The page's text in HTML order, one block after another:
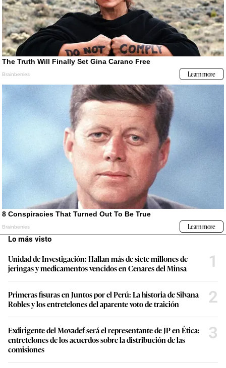
Lo más visto
Unidad de Investigación: Hallan más de siete millones de
jeringas y medicamentos vencidos en Cenares del Minsa
1
Primeras fisuras en Juntos por el Perú: La historia de Silvana
Robles y los entretelones del aparente voto de traición
2
Exdirigente del Movadef será el representante de JP en Ética:
entretelones de los acuerdos sobre la distribución de las
comisiones
3